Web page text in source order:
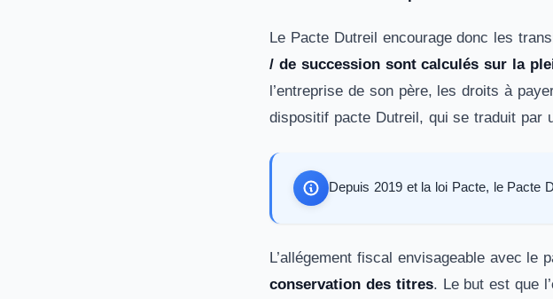
Le Pacte Dutreil encourage donc les
/ de succession sont calculés sur la
l’entreprise de son père, les droits à
dispositif pacte Dutreil, qui se traduit par
Depuis 2019 et la loi Pacte, le Pacte
L’allégement fiscal envisageable avec
conservation des titres. Le but est que